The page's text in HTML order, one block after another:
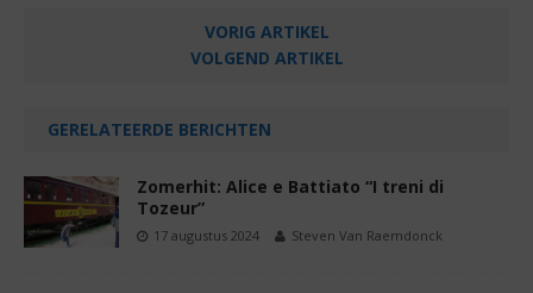
VORIG ARTIKEL
VOLGEND ARTIKEL
GERELATEERDE BERICHTEN
Zomerhit: Alice e Battiato “I treni di
Tozeur”
17 augustus 2024 Steven Van Raemdonck